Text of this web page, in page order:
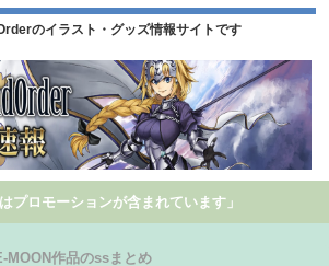
のイラスト・グッズ情報サイトです
プロモーションが含まれています」
MOON作品のssまとめ